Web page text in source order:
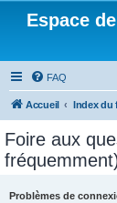
Espace
FAQ
Accueil Index du
Foire aux
Problèmes de